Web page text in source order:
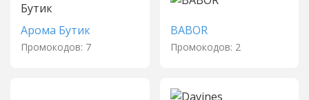
Арома Бутик
Промокодов: 7
BABOR
Промокодов: 2